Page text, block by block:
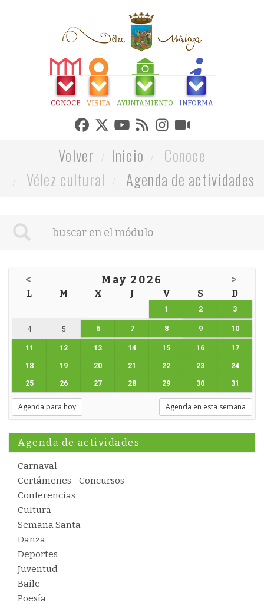
CONOCE VISITA AYUNTAMIENTO INFORMA
Volver Inicio
Conoce
Vélez cultural
Agenda de actividades
< May 2026 >
L M X J V S D
1 2 3
4 5 6 7 8 9 10
11 12 13 14 15 16 17
18 19 20 21 22 23 24
25 26 27 28 29 30 31
Agenda para hoy Agenda en esta semana
Agenda de actividades
Carnaval
Certámenes - Concursos
Conferencias
Cultura
Semana Santa
Danza
Deportes
Juventud
Baile
Poesía